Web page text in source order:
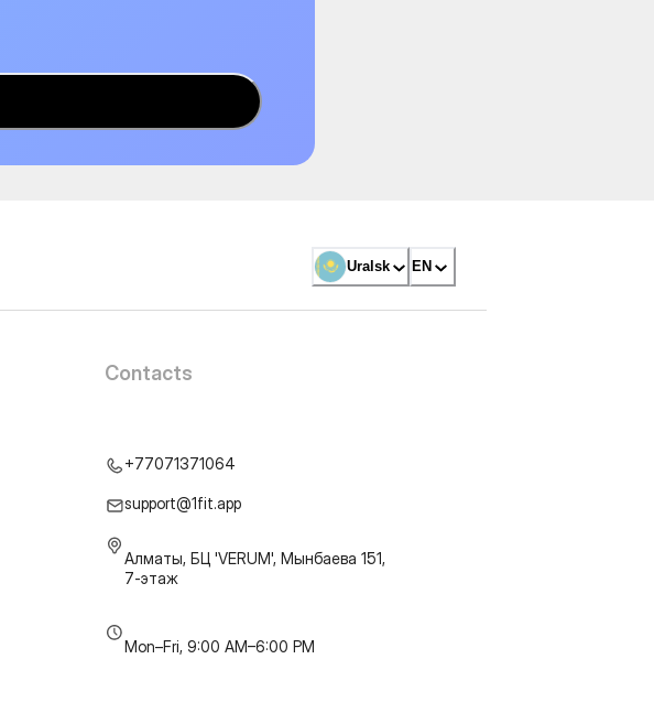
Uralsk EN
Contacts
+77071371064
support@1fit.app
Алматы, БЦ 'VERUM', Мынбаева 151,
7-этаж
Mon–Fri, 9:00 AM–6:00 PM